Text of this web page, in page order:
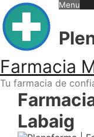
Skip
to
content
Farmacia
Tu farmacia de
Menu
Labaig